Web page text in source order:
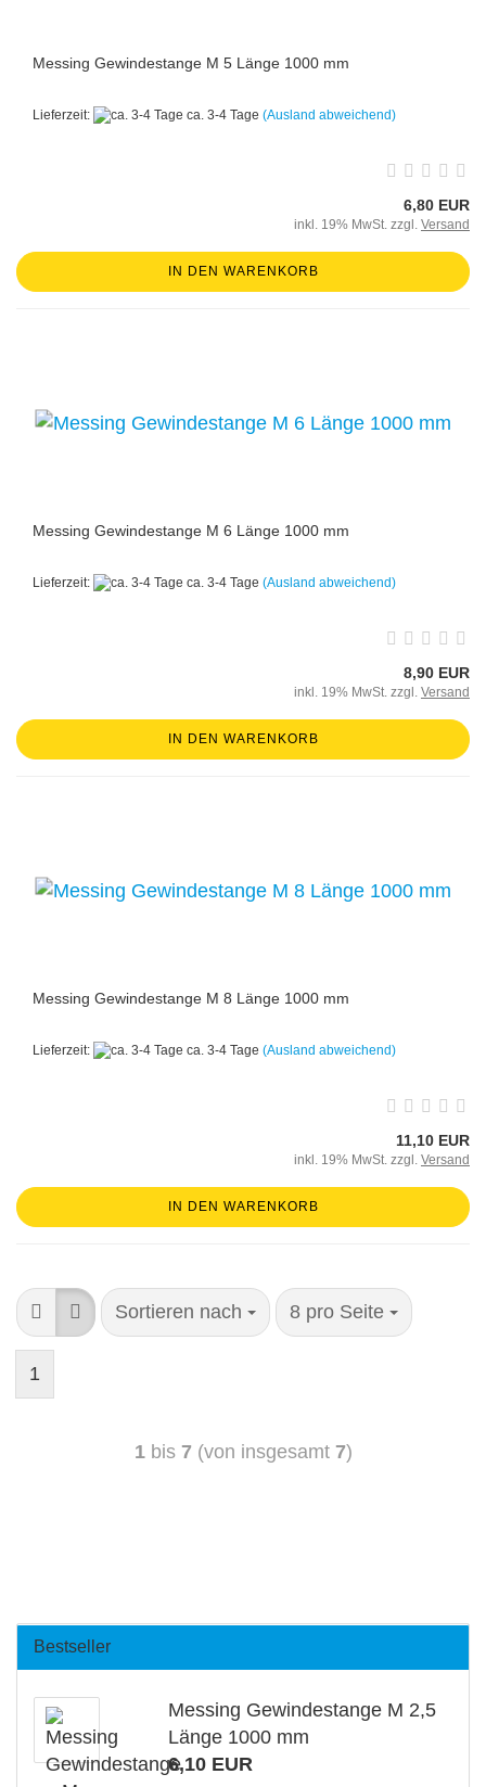
Messing Gewindestange M 5 Länge 1000 mm
Lieferzeit: ca. 3-4 Tage (Ausland abweichend)
6,80 EUR
inkl. 19% MwSt. zzgl. Versand
IN DEN WARENKORB
Messing Gewindestange M 6 Länge 1000 mm
Lieferzeit: ca. 3-4 Tage (Ausland abweichend)
8,90 EUR
inkl. 19% MwSt. zzgl. Versand
IN DEN WARENKORB
Messing Gewindestange M 8 Länge 1000 mm
Lieferzeit: ca. 3-4 Tage (Ausland abweichend)
11,10 EUR
inkl. 19% MwSt. zzgl. Versand
IN DEN WARENKORB
Sortieren nach 8 pro Seite
1
1bis 7 (von insgesamt 7)
Bestseller
Messing Gewindestange M 2,5
Länge 1000 mm
6,10 EUR